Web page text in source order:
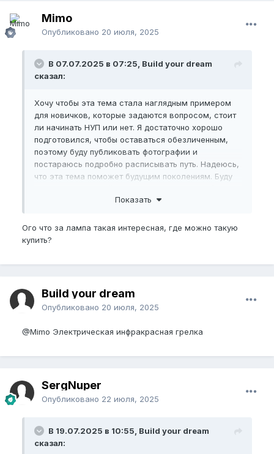
Mimo
Опубликовано 20 июля, 2025
В 07.07.2025 в 07:25, Build your dream
сказал:
Хочу чтобы эта тема стала наглядным примером
для новичков, которые задаются вопросом, стоит
ли начинать НУП или нет. Я достаточно хорошо
подготовился, чтобы оставаться обезличенным,
поэтому буду публиковать фотографии и
постараюсь подробно расписывать путь. Надеюсь,
что эта тема поможет будущим поколениям. Буду
Подскажите, в каком положении должны быть
крутилки на экстендере?
Пожалуйста,зарегистрируйтесь
изображение.
войдите, чтобы увидеть скрытое
изображение.
Показать
Ого что за лампа такая интересная, где можно такую
купить?
Build your dream
Опубликовано 20 июля, 2025
@Mimo Электрическая инфракрасная грелка
SergNuper
Опубликовано 22 июля, 2025
В 19.07.2025 в 10:55, Build your dream
сказал: